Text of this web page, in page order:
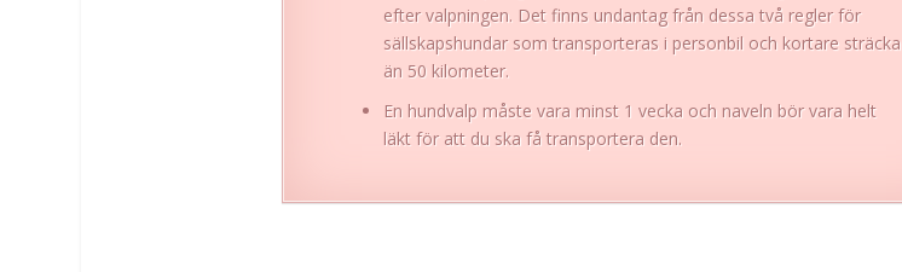
efter valpningen. Det finns undantag från dessa två regler för
sällskapshundar som transporteras i personbil och kortare sträcka
än 50 kilometer.
En hundvalp måste vara minst 1 vecka och naveln bör vara helt
läkt för att du ska få transportera den.